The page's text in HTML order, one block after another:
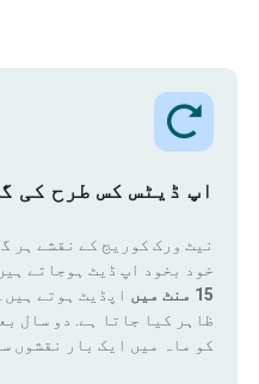
اپ ڈیٹس کس طرح کی
نیٹ ورک کوریج کے نقشے ہر
خود بخود اپ ڈیٹ ہوجاتے
15 منٹ میں
اپڈیٹ ہوتے
ظاہر کیا جاتا ہے. دو سال
کو ماہ میں ایک بار نقشوں